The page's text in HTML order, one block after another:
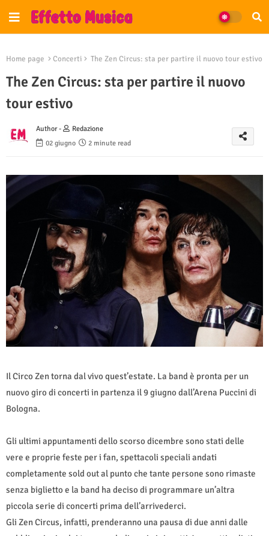
Home page Concerti The Zen Circus: sta per partire il nuovo tour estivo
The Zen Circus: sta per partire il nuovo
tour estivo
Author -
Redazione
02 giugno
2 minute read
Il Circo Zen torna dal vivo quest’estate. La band è pronta per un
nuovo giro di concerti in partenza il 9 giugno dall’Arena Puccini di
Bologna.
Gli ultimi appuntamenti dello scorso dicembre sono stati delle
vere e proprie feste per i fan, spettacoli speciali andati
completamente sold out al punto che tante persone sono rimaste
senza biglietto e la band ha deciso di programmare un’altra
piccola serie di concerti prima dell’arrivederci.
Gli Zen Circus, infatti, prenderanno una pausa di due anni dalle